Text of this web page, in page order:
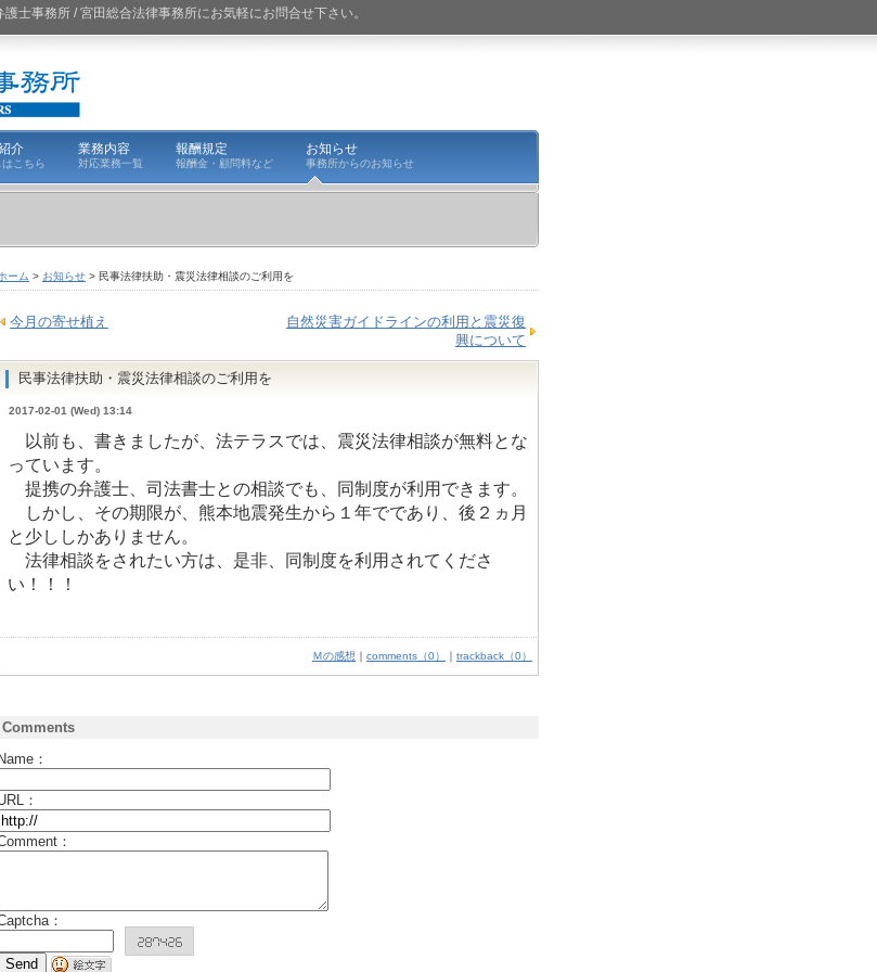
士事務所 / 宮田総合法律事務所にお気軽にお問合せ下さい。
介
こちら
業務内容
対応業務一覧
報酬規定
報酬金・顧問料など
お知らせ
事務所からのお知らせ
ーム > お知らせ > 民事法律扶助・震災法律相談のご利用を
今月の寄せ植え
自然災害ガイドラインの利用と震災復
興について
民事法律扶助・震災法律相談のご利用を
2017-02-01 (Wed) 13:14
以前も、書きましたが、法テラスでは、震災法律相談が無料とな
っています。
提携の弁護士、司法書士との相談でも、同制度が利用できます。
しかし、その期限が、熊本地震発生から１年でであり、後２ヵ月
と少ししかありません。
法律相談をされたい方は、是非、同制度を利用されてくださ
い！！！
Ｍの感想 ｜ comments（0） ｜ trackback（0）
Comments
Name：
：
：
：